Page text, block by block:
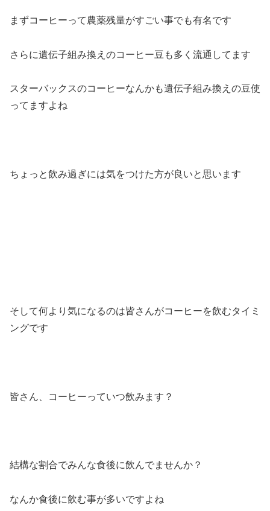
まずコーヒーって農薬残量がすごい事でも有名です
さらに遺伝子組み換えのコーヒー豆も多く流通してます
スターバックスのコーヒーなんかも遺伝子組み換えの豆使
ってますよね
ちょっと飲み過ぎには気をつけた方が良いと思います
そして何より気になるのは皆さんがコーヒーを飲むタイミ
ングです
皆さん、コーヒーっていつ飲みます？
結構な割合でみんな食後に飲んでませんか？
なんか食後に飲む事が多いですよね